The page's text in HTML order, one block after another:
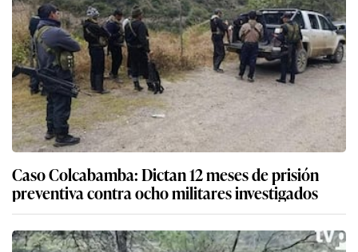
Caso Colcabamba: Dictan 12 meses de prisión
preventiva contra ocho militares investigados